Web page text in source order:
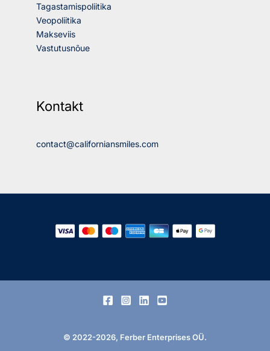
Tagastamispoliitika
Veopoliitika
Makseviis
Vastutusnõue
Kontakt
contact@californiansmiles.com
© 2022-2026, Ferber Enterprises OÜ.